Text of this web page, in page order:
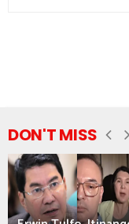
DON'T MISS